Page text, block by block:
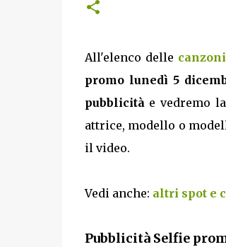
All'elenco delle
promo lunedì 5
pubblicitàe vedremo
attrice, modello o
il video.
Vedi anche: altri spot e
Pubblicità Selfie